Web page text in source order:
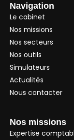
Navigation
Le cabinet
Nos missions
Nos secteurs
Nos outils
Simulateurs
Actualités
Nous contacter
Nos missions
Expertise